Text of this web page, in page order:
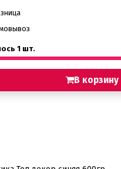
1 шт.
В корзину